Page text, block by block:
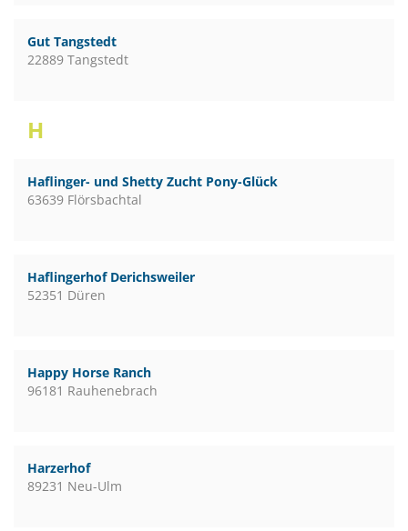
Gut Tangstedt
22889 Tangstedt
H
Haflinger- und Shetty Zucht Pony-Glück
63639 Flörsbachtal
Haflingerhof Derichsweiler
52351 Düren
Happy Horse Ranch
96181 Rauhenebrach
Harzerhof
89231 Neu-Ulm